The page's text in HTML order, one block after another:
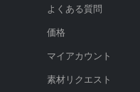
よくある質問
価格
マイアカウント
素材リクエスト